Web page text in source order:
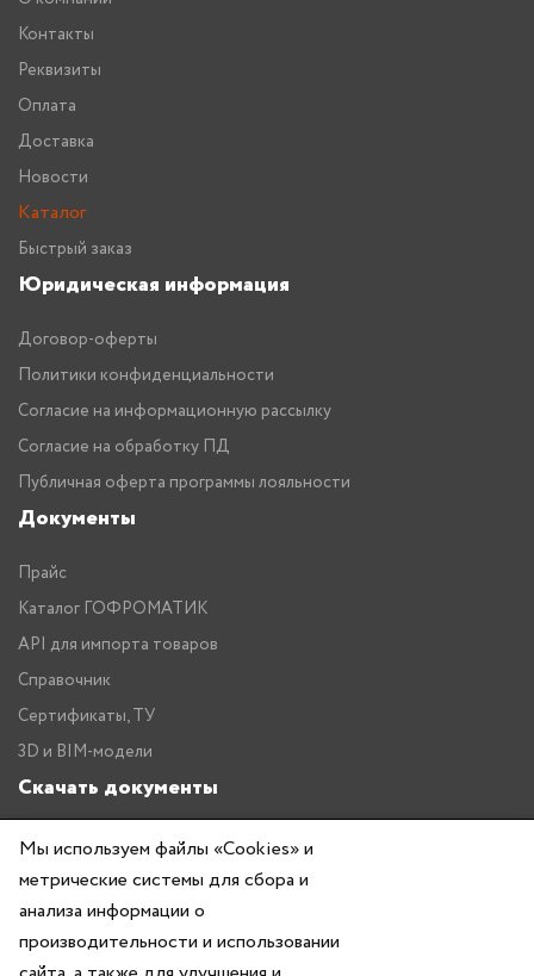
Контакты
Реквизиты
Оплата
Доставка
Новости
Каталог
Быстрый заказ
Юридическая информация
Договор-оферты
Политики конфиденциальности
Согласие на информационную рассылку
Согласие на обработку ПД
Публичная оферта программы лояльности
Документы
Прайс
Каталог ГОФРОМАТИК
API для импорта товаров
Справочник
Сертификаты, ТУ
3D и BIM-модели
Скачать документы
Прайс
Каталог ГОФРОМАТИК
Мы используем файлы «Cookies» и
метрические системы для сбора и
анализа информации о
производительности и использовании